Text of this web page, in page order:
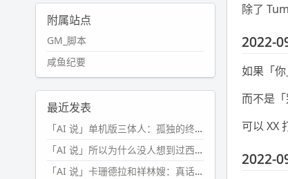
除了
2022-
如果「
而不是
可以 XX
2022-
附属站点
GM_脚本
咸鱼纪要
最近发表
「AI 说」单机版三体人：孤独的终极形态
「AI 说」所以为什么没人想到过西西弗斯的膝盖状态？
「AI 说」卡珊德拉和祥林嫂：真话者的悲剧